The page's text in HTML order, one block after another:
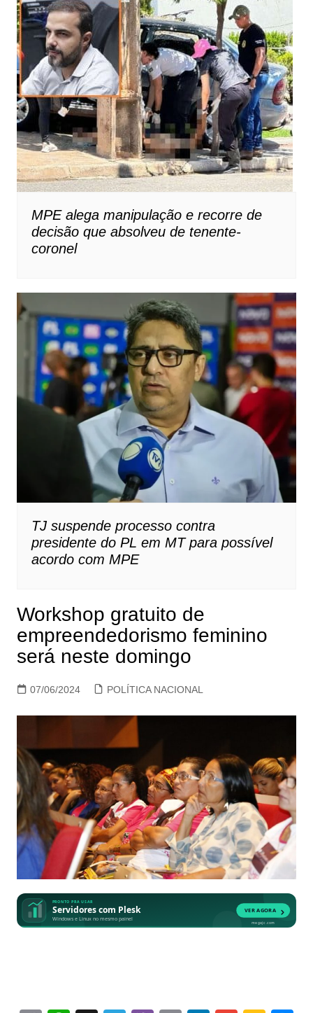
Workshop gratuito de
empreendedorismo feminino
será neste domingo
07/06/2024 POLÍTICA NACIONAL
MPE alega manipulação e recorre de
decisão que absolveu de tenente-
coronel
TJ suspende processo contra
presidente do PL em MT para possível
acordo com MPE